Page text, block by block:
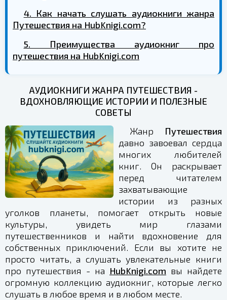
4. Как начать слушать аудиокниги жанра
Путешествия на HubKnigi.com?
5. Преимущества аудиокниг про
путешествия на HubKnigi.com
АУДИОКНИГИ ЖАНРА ПУТЕШЕСТВИЯ -
ВДОХНОВЛЯЮЩИЕ ИСТОРИИ И ПОЛЕЗНЫЕ
СОВЕТЫ
Жанр Путешествия
давно завоевал сердца
многих любителей
книг. Он раскрывает
перед читателем
захватывающие
истории из разных
уголков планеты, помогает открыть новые
культуры, увидеть мир глазами
путешественников и найти вдохновение для
собственных приключений. Если вы хотите не
просто читать, а слушать увлекательные книги
про путешествия - на HubKnigi.com вы найдете
огромную коллекцию аудиокниг, которые легко
слушать в любое время и в любом месте.